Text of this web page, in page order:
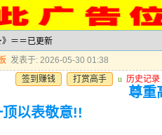
＝＝已更新
发表于: 2026-05-30 01:38
签到赚钱
打赏高手 u 历史记录
尊重
顶以表敬意!!